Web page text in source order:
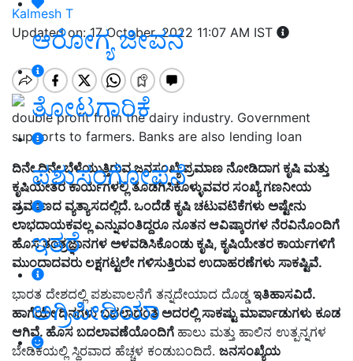
ಆರೋಗ್ಯ ಜೀವನ
ತೋಟಗಾರಿಕೆ
ಪಶುಸಂಗೋಪನೆ
ಇತರೆ
ಅಗ್ರಿಪೀಡಿಯಾ
Kalmesh T
Updated on: 17 October, 2022 11:07 AM IST
double profit from the dairy industry. Government
supports to farmers. Banks are also lending loan
ದಿನೇ ದಿನೇ ಬೆಳೆಯುತ್ತಿರುವ ಜನಸಂಖ್ಯೆ ಪ್ರಮಾಣ ನೋಡಿದಾಗ ಕೃಷಿ ಮತ್ತು
ಕೃಷಿಯೇತರ ಕಾರ್ಯಗಳಲ್ಲಿ ತೊಡಗಿಸಿಕೊಳ್ಳುವವರ ಸಂಖ್ಯೆ ಗಣನೀಯ
ಪ್ರಮಾಣದ ವ್ಯತ್ಯಾಸದಲ್ಲಿದೆ. ಒಂದೆಡೆ ಕೃಷಿ ಚಟುವಟಿಕೆಗಳು ಅಷ್ಟೇನು
ಲಾಭದಾಯಕವಲ್ಲ ಎನ್ನುವಂತಿದ್ದರೂ ನೂತನ ಆವಿಷ್ಕಾರಗಳ ನೆರವಿನೊಂದಿಗೆ
ಹೊಸ ತಂತ್ರಜ್ಞಾನಗಳ ಅಳವಡಿಸಿಕೊಂಡು ಕೃಷಿ, ಕೃಷಿಯೇತರ ಕಾರ್ಯಗಳಿಗೆ
ಮುಂದಾದವರು ಲಕ್ಷಗಟ್ಟಲೇ ಗಳಿಸುತ್ತಿರುವ ಉದಾಹರಣೆಗಳು ಸಾಕಷ್ಟಿವೆ.
ಭಾರತ ದೇಶದಲ್ಲಿ ಪಶುಪಾಲನೆಗೆ ತನ್ನದೇಯಾದ ದೊಡ್ಡ ಇತಿಹಾಸವಿದೆ.
ಹಾಗೆಯೇ ದಿನಗಳು ಬದಲಾದಂತೆ ಅದರಲ್ಲಿ ಸಾಕಷ್ಟು ಮಾರ್ಪಾಡುಗಳು ಕೂಡ
ಆಗಿವೆ. ಹೊಸ ಬದಲಾವಣೆಯೊಂದಿಗೆ ಹಾಲು ಮತ್ತು ಹಾಲಿನ ಉತ್ಪನ್ನಗಳ
ಬೇಡಿಕೆಯಲ್ಲಿ ಸ್ಥಿರವಾದ ಹೆಚ್ಚಳ ಕಂಡುಬಂದಿದೆ. ಜನಸಂಖ್ಯೆಯ